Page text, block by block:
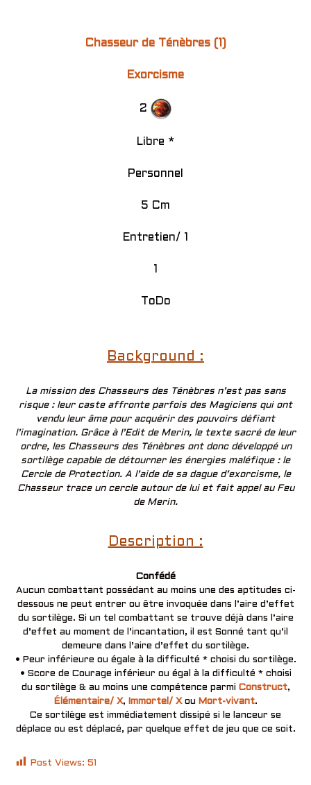
Chasseur de Ténèbres (1)
Exorcisme
2
Libre *
Personnel
5 Cm
Entretien/ 1
1
ToDo
Background :
La mission des Chasseurs des Ténèbres n’est pas sans
risque : leur caste affronte parfois des Magiciens qui ont
vendu leur âme pour acquérir des pouvoirs défiant
l’imagination. Grâce à l’Edit de Merin, le texte sacré de leur
ordre, les Chasseurs des Ténèbres ont donc développé un
sortilège capable de détourner les énergies maléfique : le
Cercle de Protection. A l’aide de sa dague d’exorcisme, le
Chasseur trace un cercle autour de lui et fait appel au Feu
de Merin.
Description :
Confédé
Aucun combattant possédant au moins une des aptitudes ci-
dessous ne peut entrer ou être invoquée dans l’aire d’effet
du sortilège. Si un tel combattant se trouve déjà dans l’aire
d’effet au moment de l’incantation, il est Sonné tant qu’il
demeure dans l’aire d’effet du sortilège.
• Peur inférieure ou égale à la difficulté * choisi du sortilège.
• Score de Courage inférieur ou égal à la difficulté * choisi
du sortilège & au moins une compétence parmi Construct,
Élémentaire/ X, Immortel/ Xou Mort-vivant.
Ce sortilège est immédiatement dissipé si le lanceur se
déplace ou est déplacé, par quelque effet de jeu que ce soit.
Post Views: 51